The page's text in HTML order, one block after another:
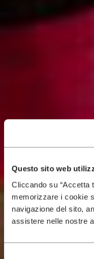
Questo sito web
Cliccando su “Accetta
memorizzare i cookie
navigazione del sito,
assistere nelle nostre